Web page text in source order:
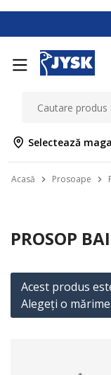
Selectează
Acasă Prosoape
PROSOP
Acest produs
Alegeţi o mărime.